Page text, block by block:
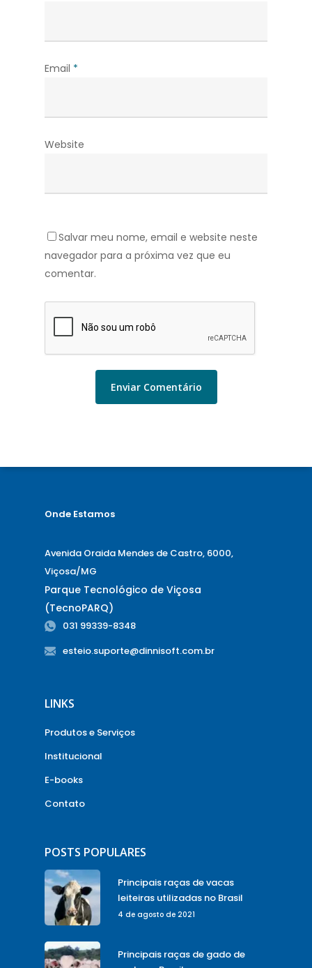
Email *
Website
Salvar meu nome, email e website neste
navegador para a próxima vez que eu
comentar.
Onde Estamos
Avenida Oraida Mendes de Castro, 6000,
Viçosa/MG
Parque Tecnológico de Viçosa
(TecnoPARQ)
031 99339-8348
esteio.suporte@dinnisoft.com.br
LINKS
Produtos e Serviços
Institucional
E-books
Contato
POSTS POPULARES
Principais raças de vacas
leiteiras utilizadas no Brasil
4 de agosto de 2021
Principais raças de gado de